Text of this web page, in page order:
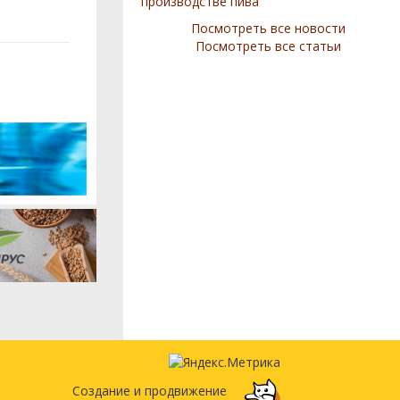
Посмотреть все новости
Посмотреть все статьи
Создание и продвижение